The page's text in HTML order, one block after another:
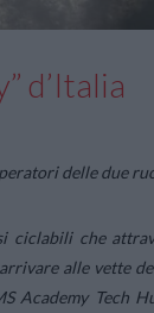
d’Italia
delle due
ciclabili che
alle vette
Academy Tech